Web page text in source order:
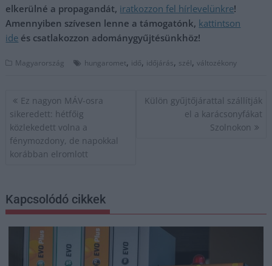
elkerülné a propagandát, iratkozzon fel hírlevelünkre!
Amennyiben szívesen lenne a támogatónk, kattintson
ide és csatlakozzon adománygyűjtésünkhöz!
Magyarország hungaromet, idő, időjárás, szél,változékony
Bejegyzés
navigáció
Ez nagyon MÁV-osra
sikeredett: hétfőig
közlekedett volna a
fénymozdony, de napokkal
korábban elromlott
Külön gyűjtőjárattal szállítják
el a karácsonyfákat
Szolnokon
Kapcsolódó cikkek